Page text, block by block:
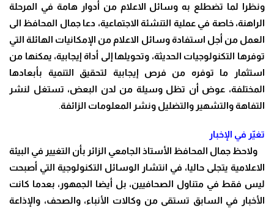
ونظرا لما تضطلع به وسائل الاعلام من أدوار هامة في المرحلة
الراهنة، خاصة في عملية التنشئة الاجتماعية، دعا جمال المحافظ الى
العمل من أجل استفادة وسائل الاعلام من الإمكانيات الهائلة التي
توفرها التكنولوجيات الحديثة، وتحويلها إلى أداة إيجابية، يمكنها من
استثمار ما توفره من فرص إيجابية لتحقيق التنمية بأبعادها
المختلفة، عوض أن تظل وسيلة من لدن البعض، تستغل لنشر
التفاهة والتشهير والتضليل ونشر المعلومات الزائفة
تغيّر في الإخبار
ولاحظ جمال المحافظ الأستاذ الجامعي الزائر بأن التغيير في البيئة
الاعلامية يتجلى حاليا، في انتشار الوسائل التكنولوجية التي أصبحت
ليس فقط في متناول الصحافيين، بل أيضا الجمهور، بعدما كانت
الأخبار في السابق تستقى من وكالات الأنباء، والصحف، والإذاعة